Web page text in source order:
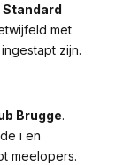
Standard
met
zijn.
Brugge.
i en
meelopers.